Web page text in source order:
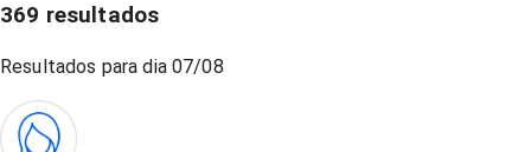
369 resultados
Resultados para dia 07/08